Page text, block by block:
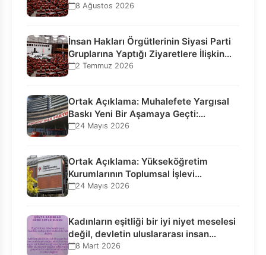
8 Ağustos 2026
İnsan Hakları Örgütlerinin Siyasi Parti
Gruplarına Yaptığı Ziyaretlere İlişkin
Bilgilendirme…
2 Temmuz 2026
Ortak Açıklama: Muhalefete Yargısal
Baskı Yeni Bir Aşamaya Geçti:
Seçilmiş…
24 Mayıs 2026
Ortak Açıklama: Yükseköğretim
Kurumlarının Toplumsal İşlevi
Kurucularının Ticari Akıbetine
24 Mayıs 2026
Kadınların eşitliği bir iyi niyet meselesi
değil, devletin uluslararası insan…
8 Mart 2026